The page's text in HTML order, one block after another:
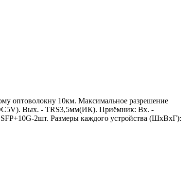
оптоволокну 10км. Максимальное разрешение
Вых. - TRS3,5мм(ИК). Приёмник: Вх. -
2шт. Размеры каждого устройства (ШxВxГ):